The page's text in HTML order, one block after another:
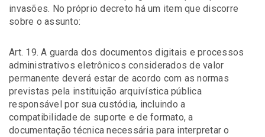
invasões. No próprio decreto há um item que discorre
sobre o assunto:
Art. 19. A guarda dos documentos digitais e processos
administrativos eletrônicos considerados de valor
permanente deverá estar de acordo com as normas
previstas pela instituição arquivística pública
responsável por sua custódia, incluindo a
compatibilidade de suporte e de formato, a
documentação técnica necessária para interpretar o